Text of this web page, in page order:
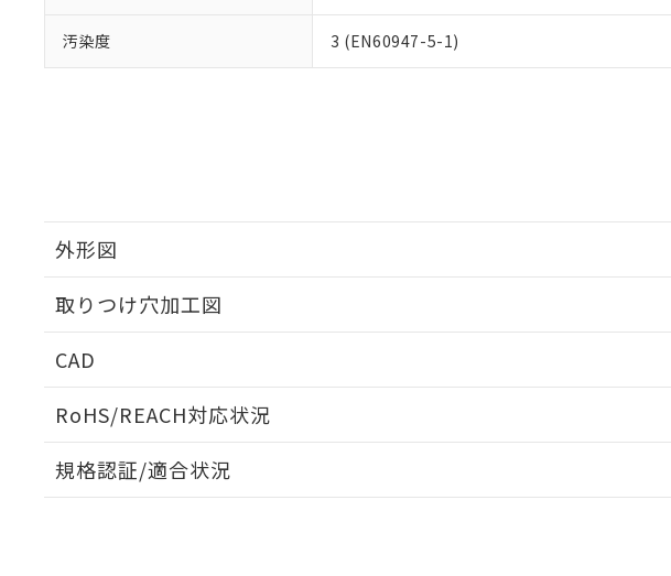
汚染度 3 (EN60947-5-1)
外形図
取りつけ穴加工図
CAD
RoHS/REACH対応状況
EU RoHS 注意事項・凡例
規格認証/適合状況